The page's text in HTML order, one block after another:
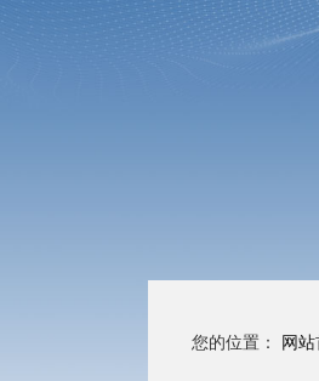
您的位置： 网